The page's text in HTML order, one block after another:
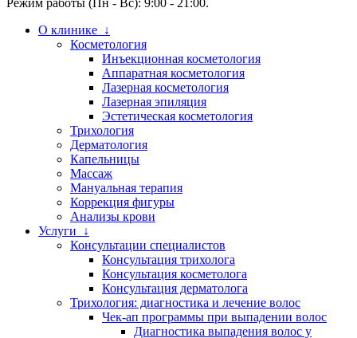
Режим работы (Пн - Вс): 9:00 - 21:00.
О клинике ↓
Косметология
Инъекционная косметология
Аппаратная косметология
Лазерная косметология
Лазерная эпиляция
Эстетическая косметология
Трихология
Дерматология
Капельницы
Массаж
Мануальная терапия
Коррекция фигуры
Анализы крови
Услуги ↓
Консультации специалистов
Консультация трихолога
Консультация косметолога
Консультация дерматолога
Трихология: диагностика и лечение волос
Чек-ап программы при выпадении волос
Диагностика выпадения волос у